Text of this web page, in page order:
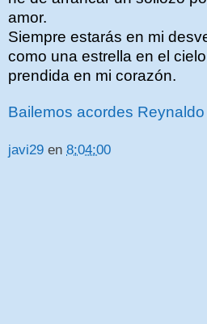
amor.
Siempre estarás en mi
como una estrella en el cielo
prendida en mi corazón.
Bailemos acordes
javi29 en 8:04:00